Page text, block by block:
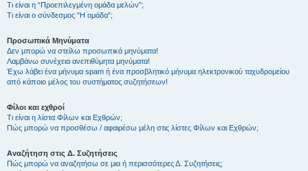
Τι είναι η “Προεπιλεγμένη ομάδα μελών”;
Τι είναι ο σύνδεσμος "Η ομάδα”;
Προσωπικά Μηνύματα
Δεν μπορώ να στείλω προσωπικά μηνύματα!
Λαμβάνω συνέχεια ανεπιθύμητα μηνύματα!
Έχω λάβει ένα μήνυμα spam ή ένα προσβλητικό μήνυμα ηλεκτρονικού ταχυδρομείου
από κάποιο μέλος του συστήματος συζητήσεων!
Φίλοι και εχθροί
Τι είναι η λίστα Φίλων και Εχθρών;
Πώς μπορώ να προσθέσω / αφαιρέσω μέλη στις λίστες Φίλων και Εχθρών;
Αναζήτηση στις Δ. Συζητήσεις
Πώς μπορώ να αναζητήσω σε μια ή περισσότερες Δ. Συζητήσεις;